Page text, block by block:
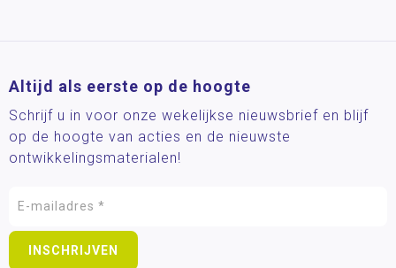
Altijd als eerste op de hoogte
Schrijf u in voor onze wekelijkse nieuwsbrief en blijf
op de hoogte van acties en de nieuwste
ontwikkelingsmaterialen!